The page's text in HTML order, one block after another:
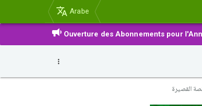
Arabe
Ouverture des Abonnements pour
القصيرة